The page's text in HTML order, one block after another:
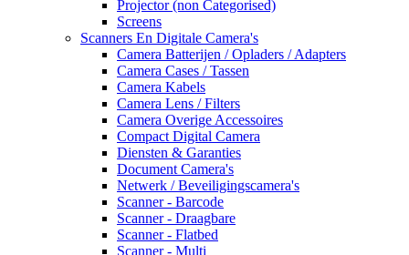
Projector (non Categorised)
Screens
Scanners En Digitale Camera's
Camera Batterijen / Opladers / Adapters
Camera Cases / Tassen
Camera Kabels
Camera Lens / Filters
Camera Overige Accessoires
Compact Digital Camera
Diensten & Garanties
Document Camera's
Netwerk / Beveiligingscamera's
Scanner - Barcode
Scanner - Draagbare
Scanner - Flatbed
Scanner - Multi